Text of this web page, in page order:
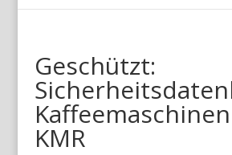
Geschützt:
KMR